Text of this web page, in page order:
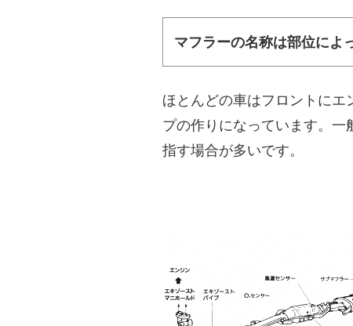
マフラーの名称は部位によ
ほとんどの車はフロントにエ
プの作りになっています。一
指す場合が多いです。